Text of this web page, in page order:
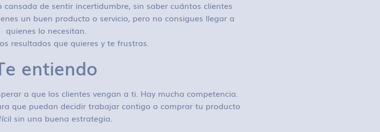
de sentir incertidumbre, sin saber cuántos clientes
un buen producto o servicio, pero no consigues llegar a
quienes lo necesitan.
resultados que quieres y te frustras.
entiendo
a que los clientes vengan a ti. Hay mucha competencia.
que puedan decidir trabajar contigo o comprar tu producto
sin una buena estrategia.